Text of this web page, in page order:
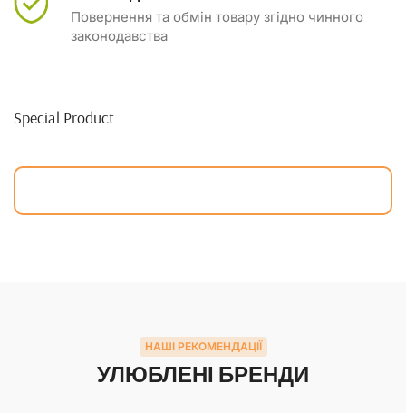
Повернення та обмін товару згідно чинного
законодавства
Special Product
НАШІ РЕКОМЕНДАЦІЇ
УЛЮБЛЕНІ БРЕНДИ